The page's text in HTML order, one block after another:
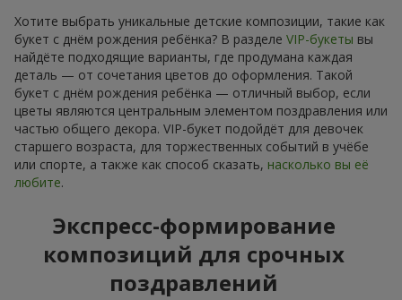
Хотите выбрать уникальные детские композиции, такие как
букет с днём рождения ребёнка? В разделе VIP-букеты вы
найдёте подходящие варианты, где продумана каждая
деталь — от сочетания цветов до оформления. Такой
букет с днём рождения ребёнка — отличный выбор, если
цветы являются центральным элементом поздравления или
частью общего декора. VIP-букет подойдёт для девочек
старшего возраста, для торжественных событий в учёбе
или спорте, а также как способ сказать, насколько вы её
любите.
Экспресс-формирование
композиций для срочных
поздравлений